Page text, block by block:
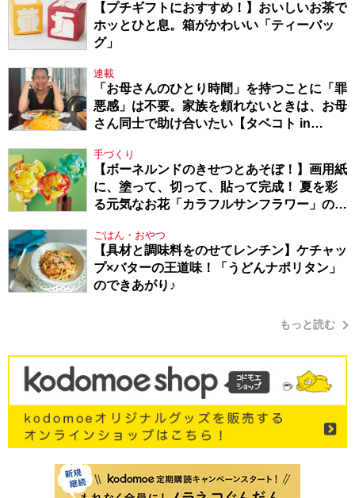
【プチギフトにおすすめ！】おいしいお茶で
ホッとひと息。箱がかわいい「ティーバッ
グ」
連載
「お母さんのひとり時間」を持つことに「罪
悪感」は不要。家族を頼れないときは、お母
さん同士で助け合いたい【タベコト in
手づくり
【ボーネルンドのきせつとあそぼ！】画用紙
に、塗って、切って、貼って完成！ 夏を彩
る元気なお花「カラフルサンフラワー」の作
ごはん・おやつ
【具材と調味料をのせてレンチン】ケチャッ
プ×バターの王道味！「うどんナポリタン」
のできあがり♪
もっと読む